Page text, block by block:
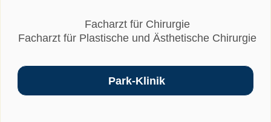
Facharzt für Chirurgie
Facharzt für Plastische und Ästhetische Chirurgie
Park-Klinik